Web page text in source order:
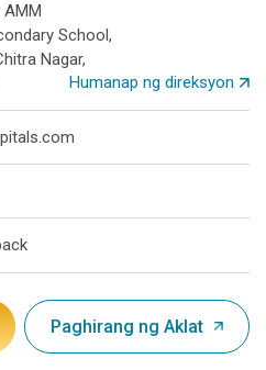
AMM
School,
Nagar,
Humanap ng direksyon
Paghirang ng Aklat